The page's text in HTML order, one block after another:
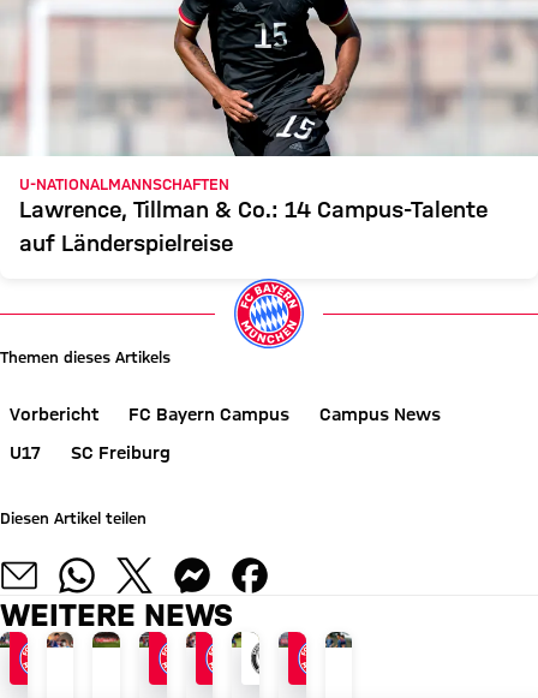
U-NATIONALMANNSCHAFTEN
Lawrence, Tillman & Co.: 14 Campus-Talente
auf Länderspielreise
Themen dieses Artikels
Vorbericht FC Bayern Campus
Campus News
U17
SC Freiburg
Diesen Artikel teilen
WEITERE NEWS
REGIONALLIGA BAYERN
JETZT INFORMIEREN
AUDI SUMMER TOUR 2026
ABSCHLUSS DER ASIENTOUR
NACH AUDI FOOTBALL SUMMIT
REGIONALLIGA BAYERN
REGIONALLIGA BAYERN